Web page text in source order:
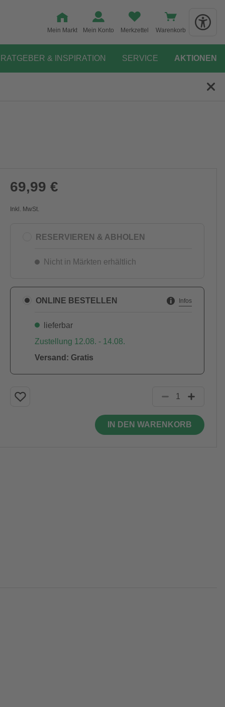
Mein Markt Mein Konto Merkzettel Warenkorb
RATGEBER & INSPIRATION SERVICE AKTIONEN
69,99 €
Inkl. MwSt.
RESERVIEREN & ABHOLEN
Nicht in Märkten erhältlich
ONLINE BESTELLEN Infos
lieferbar
Zustellung 12.08. - 14.08.
Versand: Gratis
IN DEN WARENKORB